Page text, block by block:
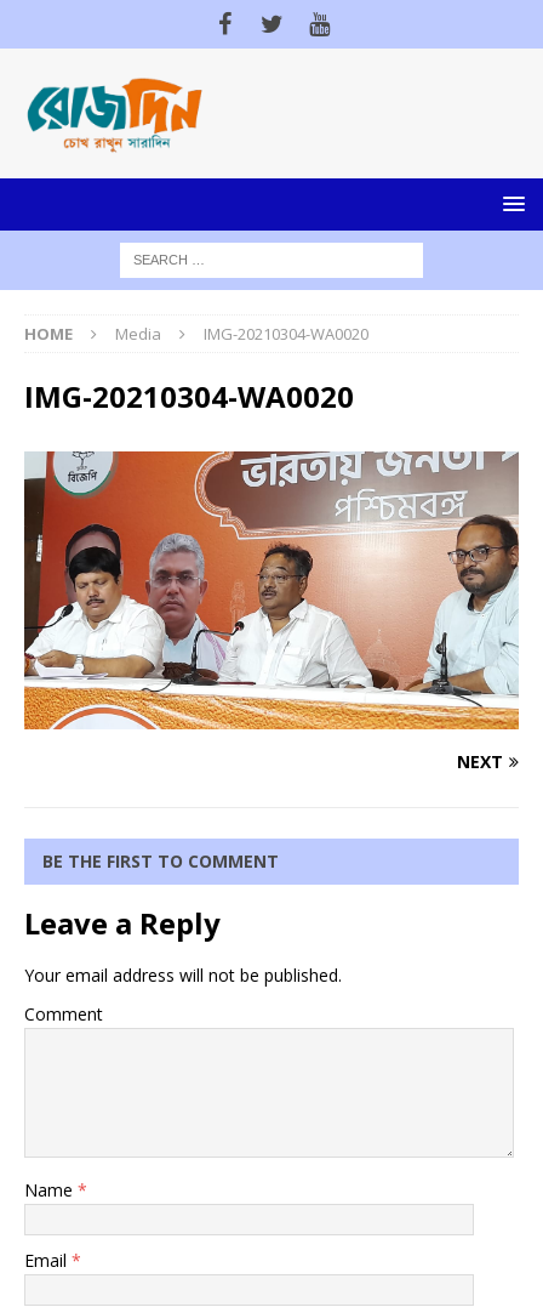
HOME Media IMG-20210304-WA0020
IMG-20210304-WA0020
NEXT
BE THE FIRST TO COMMENT
Leave a Reply
Your email address will not be published.
Comment
Name *
Email *